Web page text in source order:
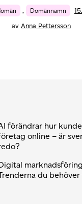
, Domännamn
av Anna Pettersson
förändrar hur
online – är
du